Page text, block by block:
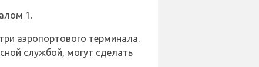
1.
аэропортового терминала.
службой, могут сделать